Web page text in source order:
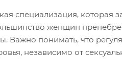
специализация, которая
женщин
Важно понимать, что
независимо от